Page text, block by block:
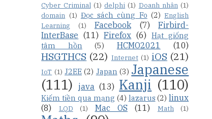
Cyber Criminal (1) delphi (1) Doanh nhân (1)
domain (1) Đọc sách cùng Fo (2) English
Learning
(1) Facebook (7)
Firbird-
InterBase (11) Firefox (6) Hạt giống
tâm hồn
(5) HCMO2021 (10)
HSGTHCS (22) Internet (1) iOS (21)
IoT (1) J2EE (2) Japan (3) Japanese
(111)
java (13) Kanji (110)
Kiếm tiền qua mạng (4) lazarus (2) linux
(8)
LQD (1) Mac OS (11) Math (1)